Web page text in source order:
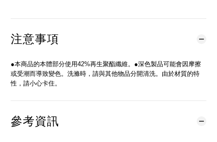
注意事項
●本商品的本體部分使用42%再生聚酯纖維。●深色製品可能會因摩擦
或受潮而導致變色。洗滌時，請與其他物品分開清洗。由於材質的特
性，請小心卡住。
參考資訊